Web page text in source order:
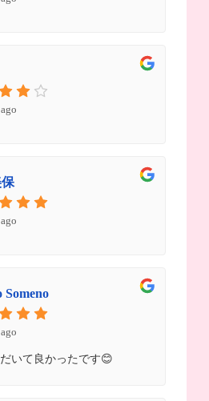
いて良かったです😊